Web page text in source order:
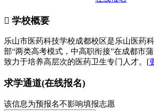
 学校概要
乐山市医药科技学校成都校区是乐山医药
部“两类高考模式，中高职衔接”在成都市
致力于培养高层次的医药卫生专门人才。[
求学通道(在线报名)
该信息为预报名不影响填报志愿